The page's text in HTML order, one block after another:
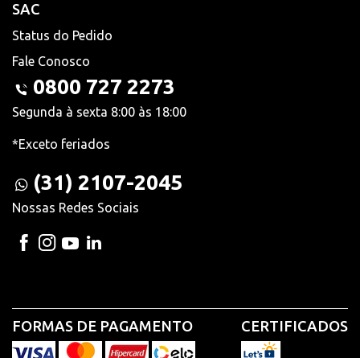
SAC
Status do Pedido
Fale Conosco
0800 727 2273
Segunda à sexta 8:00 às 18:00
*Exceto feriados
(31) 2107-2045
Nossas Redes Sociais
FORMAS DE PAGAMENTO CERTIFICADOS